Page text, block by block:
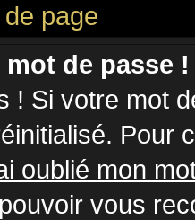
page
de passe !
! Si votre mot
Pour
oublié mon
vous